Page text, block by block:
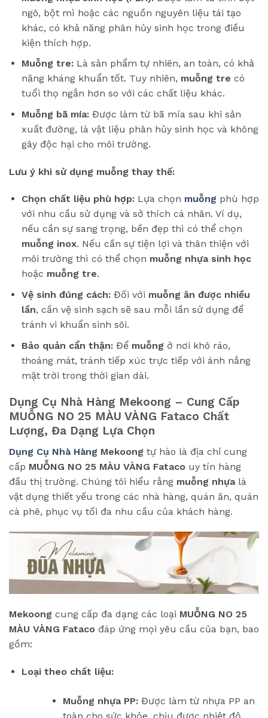
ngô, bột mì hoặc các nguồn nguyên liệu tái tạo
khác, có khả năng phân hủy sinh học trong điều
kiện thích hợp.
Muỗng tre:Là sản phẩm tự nhiên, an toàn, có khả
năng kháng khuẩn tốt. Tuy nhiên, muỗng tre có
tuổi thọ ngắn hơn so với các chất liệu khác.
Muỗng bã mía:Được làm từ bã mía sau khi sản
xuất đường, là vật liệu phân hủy sinh học và không
gây độc hại cho môi trường.
Lưu ý khi sử dụng muỗng thay thế:
Chọn chất liệu phù hợp:Lựa chọn muỗng phù hợp
với nhu cầu sử dụng và sở thích cá nhân. Ví dụ,
nếu cần sự sang trọng, bền đẹp thì có thể chọn
muỗng inox. Nếu cần sự tiện lợi và thân thiện với
môi trường thì có thể chọn muỗng nhựa sinh học
hoặc muỗng tre.
Vệ sinh đúng cách:Đối với muỗng ăn được nhiều
lần, cần vệ sinh sạch sẽ sau mỗi lần sử dụng để
tránh vi khuẩn sinh sôi.
Bảo quản cẩn thận:Để muỗng ở nơi khô ráo,
thoáng mát, tránh tiếp xúc trực tiếp với ánh nắng
mặt trời trong thời gian dài.
Dụng Cụ Nhà Hàng Mekoong – Cung Cấp
MUỖNG NO 25 MÀU VÀNG Fataco Chất
Lượng, Đa Dạng Lựa Chọn
Dụng Cụ Nhà Hàng Mekoong tự hào là địa chỉ cung
cấp MUỖNG NO 25 MÀU VÀNG Fataco uy tín hàng
đầu thị trường. Chúng tôi hiểu rằng muỗng nhựalà
vật dụng thiết yếu trong các nhà hàng, quán ăn, quán
cà phê, phục vụ tối đa nhu cầu của khách hàng.
Mekoong cung cấp đa dạng các loại MUỖNG NO 25
MÀU VÀNG Fataco đáp ứng mọi yêu cầu của bạn, bao
gồm:
Loại theo chất liệu:
Muỗng nhựa PP:Được làm từ nhựa PP an